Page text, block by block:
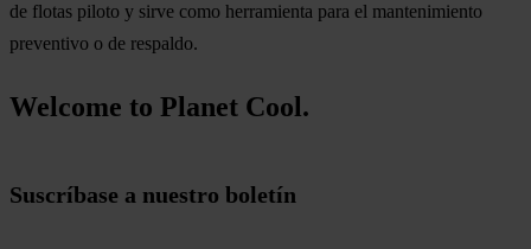
de flotas piloto y sirve como herramienta para el mantenimiento
preventivo o de respaldo.
Welcome to Planet Cool.
Suscríbase a nuestro boletín